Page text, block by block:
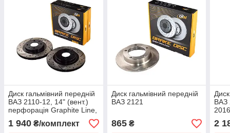
Диск гальмівний передній
ВАЗ 2110-12, 14" (вент.)
перфорація Graphite Line,
компл. 2 шт.
1 940 ₴/комплект
Диск гальмівний передній
ВАЗ 2121
865₴
ВАЗ
2